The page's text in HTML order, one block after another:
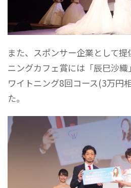
また、スポンサー企業として
ニングカフェ賞には「辰巳沙
ワイトニング8回コース(3万円
た。